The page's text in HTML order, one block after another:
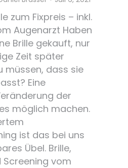
zum Fixpreis – inkl.
Augenarzt Haben
Brille gekauft, nur
Zeit später
müssen, dass sie
Eine
der
möglich machen.
ist das bei uns
Übel. Brille,
Screening vom